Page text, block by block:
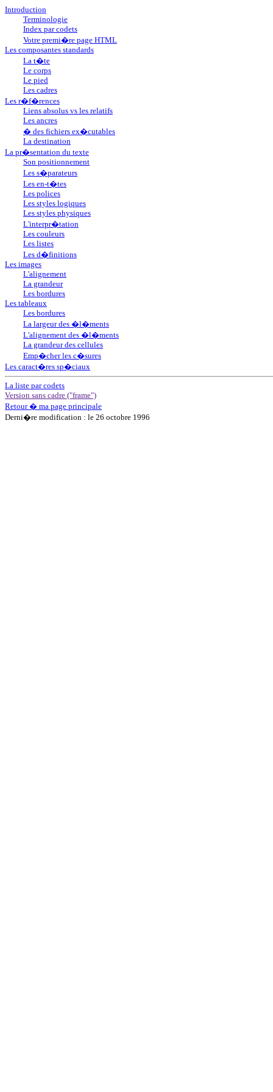
Introduction
Terminologie
Index par codets
Votre premi�re page HTML
Les composantes standards
La t�te
Le corps
Le pied
Les cadres
Les r�f�rences
Liens absolus vs les relatifs
Les ancres
� des fichiers ex�cutables
La destination
La pr�sentation du texte
Son positionnement
Les s�parateurs
Les en-t�tes
Les polices
Les styles logiques
Les styles physiques
L'interpr�tation
Les couleurs
Les listes
Les d�finitions
Les images
L'alignement
La grandeur
Les bordures
Les tableaux
Les bordures
La largeur des �l�ments
L'alignement des �l�ments
La grandeur des cellules
Emp�cher les c�sures
Les caract�res sp�ciaux
La liste par codets
Version sans cadre ("frame")
Retour � ma page principale
Derni�re modification : le 26 octobre 1996